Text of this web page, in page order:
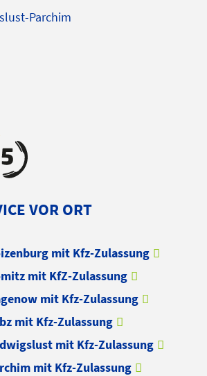
Parchim
VOR ORT
mit Kfz-Zulassung
mit KfZ-Zulassung
mit Kfz-Zulassung
mit Kfz-Zulassung
mit Kfz-Zulassung
mit Kfz-Zulassung